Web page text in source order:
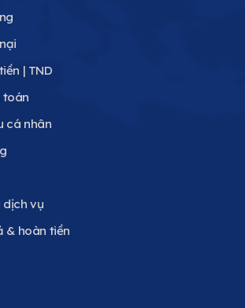
| TND
toán
cá nhân
dịch vụ
& hoàn tiền